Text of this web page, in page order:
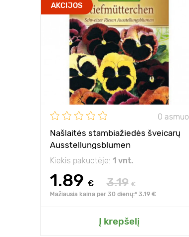
AKCIJOS
0 asmuo
Našlaitės stambiažiedės šveicarų
Ausstellungsblumen
Kiekis pakuotėje: 1 vnt.
1.89 € 3.19 €
Mažiausia kaina per 30 dienų:* 3.19 €
Į krepšelį